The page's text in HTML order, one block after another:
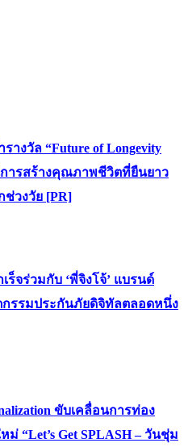
างวัล “Future of Longevity
ารสร้างคุณภาพชีวิตที่ยืนยาว
ช่วงวัย [PR]
ร็จร่วมกับ ‘พี่จิงโจ้’ แบรนด์
กรรมประกันภัยดิจิทัลตลอดหนึ่ง
ขับเคลื่อนการท่อง
ม่ “Let’s Get SPLASH – วันชุ่ม